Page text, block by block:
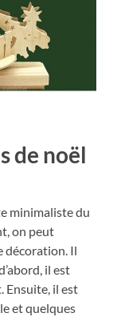
de noël
minimaliste du
on peut
décoration. Il
il est
Ensuite, il est
et quelques